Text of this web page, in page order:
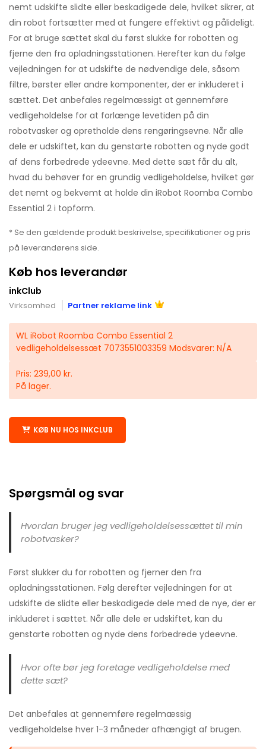
nemt udskifte slidte eller beskadigede dele, hvilket sikrer, at
din robot fortsætter med at fungere effektivt og pålideligt.
For at bruge sættet skal du først slukke for robotten og
fjerne den fra opladningsstationen. Herefter kan du følge
vejledningen for at udskifte de nødvendige dele, såsom
filtre, børster eller andre komponenter, der er inkluderet i
sættet. Det anbefales regelmæssigt at gennemføre
vedligeholdelse for at forlænge levetiden på din
robotvasker og opretholde dens rengøringsevne. Når alle
dele er udskiftet, kan du genstarte robotten og nyde godt
af dens forbedrede ydeevne. Med dette sæt får du alt,
hvad du behøver for en grundig vedligeholdelse, hvilket gør
det nemt og bekvemt at holde din iRobot Roomba Combo
Essential 2 i topform.
* Se den gældende produkt beskrivelse, specifikationer og pris
på leverandørens side.
Køb hos leverandør
inkClub
Virksomhed Partner reklame link
WL iRobot Roomba Combo Essential 2
vedligeholdelsessæt 7073551003359 Modsvarer: N/A
Pris: 239,00 kr.
På lager.
KØB NU HOS INKCLUB
Spørgsmål og svar
Hvordan bruger jeg vedligeholdelsessættet til min
robotvasker?
Først slukker du for robotten og fjerner den fra
opladningsstationen. Følg derefter vejledningen for at
udskifte de slidte eller beskadigede dele med de nye, der er
inkluderet i sættet. Når alle dele er udskiftet, kan du
genstarte robotten og nyde dens forbedrede ydeevne.
Hvor ofte bør jeg foretage vedligeholdelse med
dette sæt?
Det anbefales at gennemføre regelmæssig
vedligeholdelse hver 1-3 måneder afhængigt af brugen.